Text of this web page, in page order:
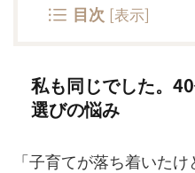
目次 [表示]
私も同じでした。
選びの悩み
「子育てが落ち着いた